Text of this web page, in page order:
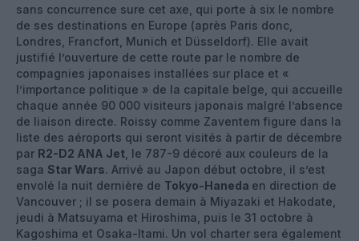
sans concurrence sure cet axe, qui porte à six le nombre
de ses destinations en Europe (après Paris donc,
Londres, Francfort, Munich et Düsseldorf). Elle avait
justifié l’ouverture de cette route par le nombre de
compagnies japonaises installées sur place et «
l’importance politique » de la capitale belge, qui accueille
chaque année 90 000 visiteurs japonais malgré l’absence
de liaison directe. Roissy comme Zaventem figure dans la
liste des aéroports qui seront visités à partir de décembre
par R2-D2 ANA Jet , le 787-9 décoré aux couleurs de la
saga Star Wars. Arrivé au Japon début octobre, il s’est
envolé la nuit dernière de Tokyo-Haneda en direction de
Vancouver ; il se posera demain à Miyazaki et Hakodate,
jeudi à Matsuyama et Hiroshima, puis le 31 octobre à
Kagoshima et Osaka-Itami. Un vol charter sera également